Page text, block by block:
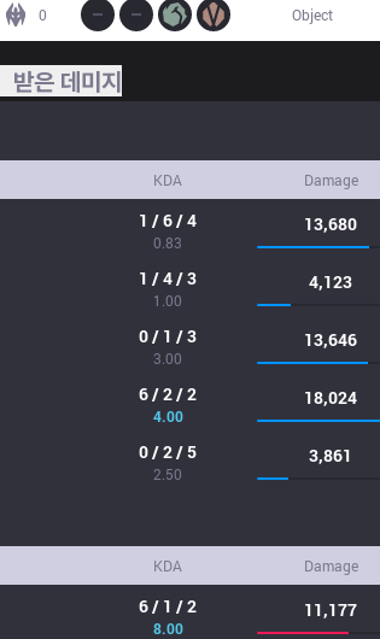
0 Object
받은 데미지
KDA Damage
1 / 6 / 4
0.83
13,680
1 / 4 / 3
1.00
4,123
0 / 1 / 3
3.00
13,646
6 / 2 / 2
4.00
18,024
0 / 2 / 5
2.50
3,861
KDA Damage
6 / 1 / 2
8.00
11,177